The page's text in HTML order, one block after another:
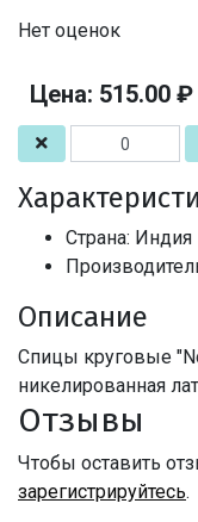
Нет оценок
Цена: 515.00 ₽
Страна: Индия
Описание
Спицы круговые
никелированная
Отзывы
Чтобы оставить
зарегистрируйтесь.